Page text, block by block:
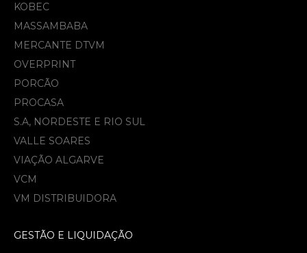
KOBEC
MASSAMBABA
MERCANTE DTVM
OVERPRINT
PORCÃO
PROCASA
S.A, NORDESTE E RIO SUL
VALLE SOARES
VIAÇÃO ALGARVE
VCM
VM DISTRIBUIDORA
GESTÃO E LIQUIDAÇÃO